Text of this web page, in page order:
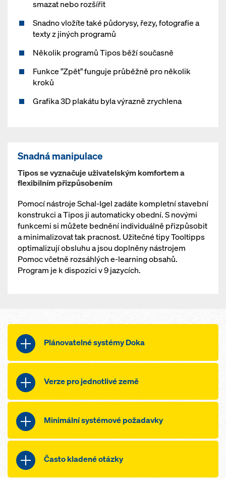
smazat nebo rozšířit
Snadno vložíte také půdorysy, řezy, fotografie a
texty z jiných programů
Několik programů Tipos běží současně
Funkce "Zpět" funguje průběžně pro několik
kroků
Grafika 3D plakátu byla výrazně zrychlena
Snadná manipulace
Tipos se vyznačuje uživatelským komfortem a
flexibilním přizpůsobením
Pomocí nástroje Schal-Igel zadáte kompletní stavební
konstrukci a Tipos ji automaticky obední. S novými
funkcemi si můžete bednění individuálně přizpůsobit
a minimalizovat tak pracnost. Užitečné tipy Tooltipps
optimalizují obsluhu a jsou doplněny nástrojem
Pomoc včetně rozsáhlých e-learning obsahů.
Program je k dispozici v 9 jazycích.
Plánovatelné systémy Doka
Stěnové systémy Doka
FF20, FF100 tec, FL20 U100
Kruhové bednění H20
Stropní systémy Doka
Verze pro jednotlivé země
DE
FR
IT
Minimální systémové požadavky
Operační systém 64bitový:
Často kladené otázky